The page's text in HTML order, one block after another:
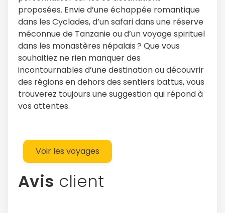
proposées. Envie d’une échappée romantique
dans les Cyclades, d’un safari dans une réserve
méconnue de Tanzanie ou d’un voyage spirituel
dans les monastères népalais ? Que vous
souhaitiez ne rien manquer des
incontournables d’une destination ou découvrir
des régions en dehors des sentiers battus, vous
trouverez toujours une suggestion qui répond à
vos attentes.
Voir les voyages
Avis client